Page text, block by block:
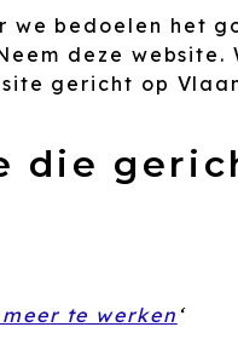
we bedoelen het
deze website.
gericht op
die
te werken ‘